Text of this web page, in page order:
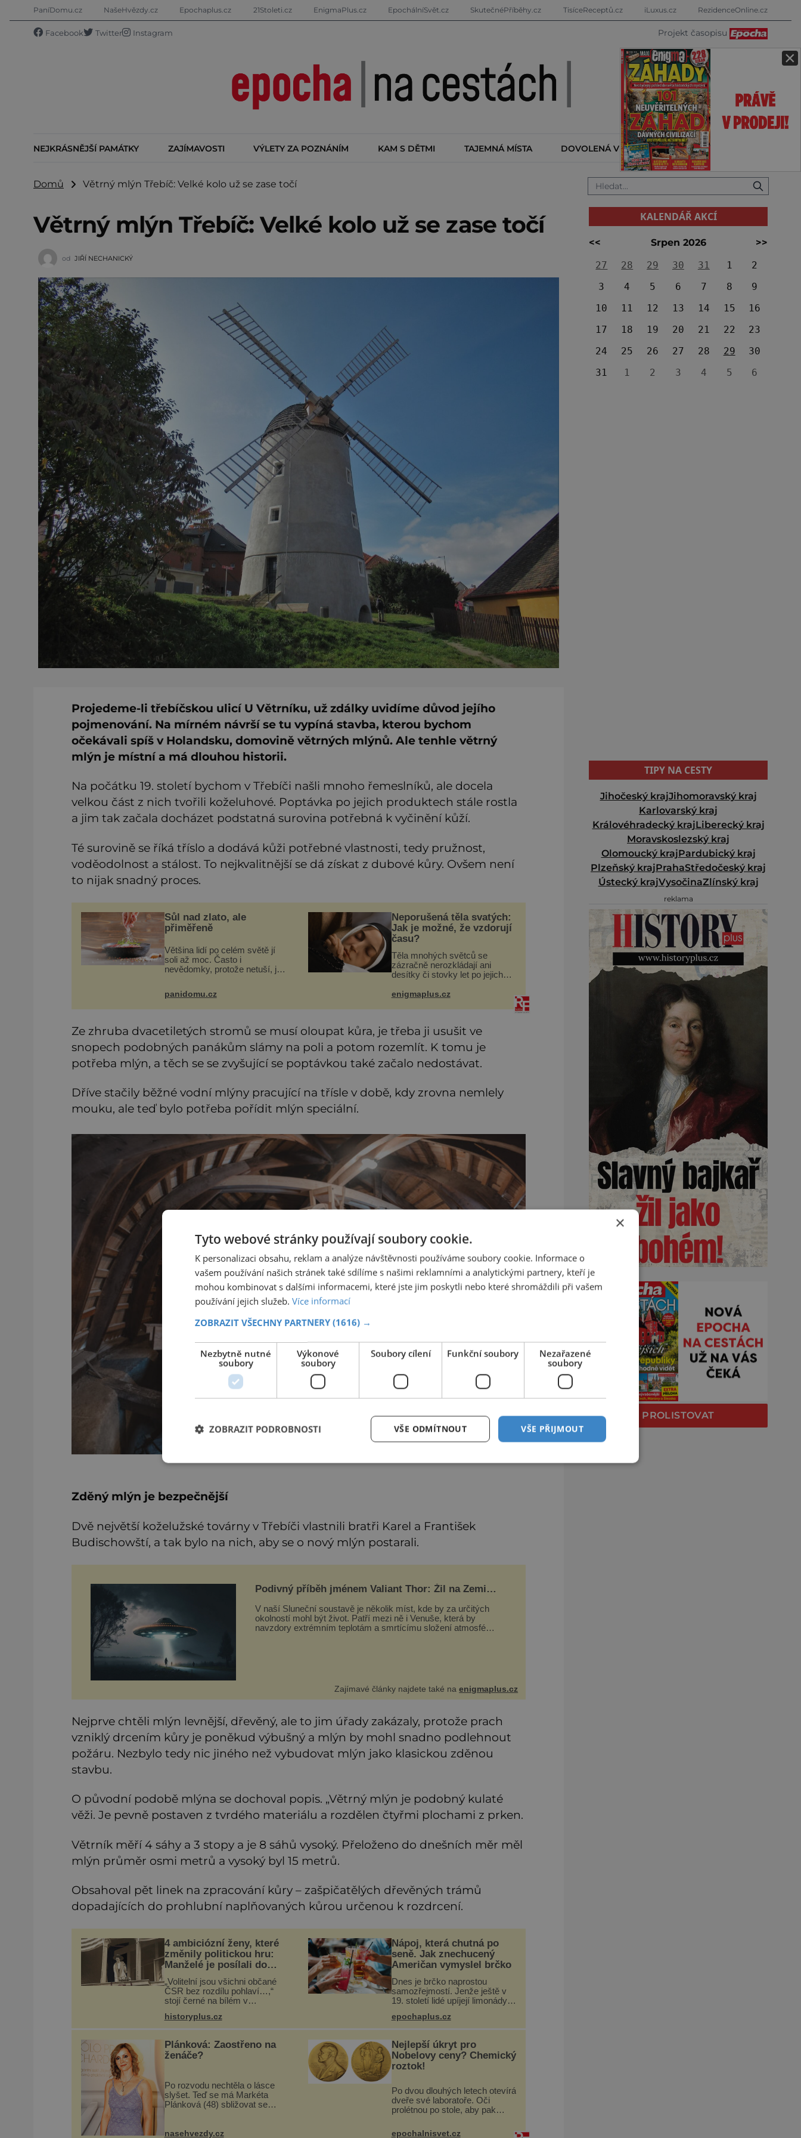
×
PaníDomu.cz NašeHvězdy.cz Epochaplus.cz 21Stoleti.cz EnigmaPlus.cz EpochálníSvět.cz SkutečnéPříběhy.cz TisíceReceptů.cz iLuxus.cz RezidenceOnline.cz
Facebook Twitter Instagram Projekt časopisu
NEJKRÁSNĚJŠÍ PAMÁTKY ZAJÍMAVOSTI VÝLETY ZA POZNÁNÍM KAM S DĚTMI TAJEMNÁ MÍSTA DOVOLENÁ V ZAHRANIČÍ KALENDÁŘ AKCÍ
Domů Větrný mlýn Třebíč: Velké kolo už se zase točí
Větrný mlýn Třebíč: Velké kolo už se zase točí
od JIŘÍ NECHANICKÝ
Projedeme-li třebíčskou ulicí U Větrníku, už zdálky uvidíme důvod jejího
pojmenování. Na mírném návrší se tu vypíná stavba, kterou bychom
očekávali spíš v Holandsku, domovině větrných mlýnů. Ale tenhle větrný
mlýn je místní a má dlouhou historii.
Na počátku 19. století bychom v Třebíči našli mnoho řemeslníků, ale docela
velkou část z nich tvořili koželuhové. Poptávka po jejich produktech stále rostla
a jim tak začala docházet podstatná surovina potřebná k vyčinění kůží.
Té surovině se říká tříslo a dodává kůži potřebné vlastnosti, tedy pružnost,
voděodolnost a stálost. To nejkvalitnější se dá získat z dubové kůry. Ovšem není
to nijak snadný proces.
Sůl nad zlato, ale
přiměřeně
Většina lidí po celém světě jí
soli až moc. Často i
nevědomky, protože netuší, jak
potravinách, dokonce i těch
sladkých. Sůl je zdravá
panidomu.cz
Neporušená těla svatých:
Jak je možné, že vzdorují
času?
Těla mnohých světců se
zázračně nerozkládají ani
desítky či stovky let po jejich
nebylo provedeno balzamování
Neporušené ostatky bývají
enigmaplus.cz
Ze zhruba dvacetiletých stromů se musí oloupat kůra, je třeba ji usušit ve
snopech podobných panákům slámy na poli a potom rozemlít. K tomu je
potřeba mlýn, a těch se se zvyšující se poptávkou také začalo nedostávat.
Dříve stačily běžné vodní mlýny pracující na třísle v době, kdy zrovna nemlely
mouku, ale teď bylo potřeba pořídit mlýn speciální.
Zděný mlýn je bezpečnější
Dvě největší koželužské továrny v Třebíči vlastnili bratři Karel a František
Budischowští, a tak bylo na nich, aby se o nový mlýn postarali.
Podivný příběh jménem Valiant Thor: Žil na Zemi
V naší Sluneční soustavě je několik míst, kde by za určitých
okolností mohl být život. Patří mezi ně i Venuše, která by
navzdory extrémním teplotám a smrtícímu složení atmosféry
Zajímavé články najdete také naenigmaplus.cz
Nejprve chtěli mlýn levnější, dřevěný, ale to jim úřady zakázaly, protože prach
vzniklý drcením kůry je poněkud výbušný a mlýn by mohl snadno podlehnout
požáru. Nezbylo tedy nic jiného než vybudovat mlýn jako klasickou zděnou
stavbu.
O původní podobě mlýna se dochoval popis. „Větrný mlýn je podobný kulaté
věži. Je pevně postaven z tvrdého materiálu a rozdělen čtyřmi plochami z prken.
Větrník měří 4 sáhy a 3 stopy a je 8 sáhů vysoký. Přeloženo do dnešních měr měl
mlýn průměr osmi metrů a vysoký byl 15 metrů.
Obsahoval pět linek na zpracování kůry – zašpičatělých dřevěných trámů
dopadajících do prohlubní naplňovaných kůrou určenou k rozdrcení.
4 ambiciózní ženy, které
změnily politickou hru:
Manželé je posílali do
kuchyně marně
„Volitelní jsou všichni občané
ČSR bez rozdílu pohlaví…,“
stojí černé na bílém v
1920. Na podobnou právní
úpravu čekají ženy napříč
celým světem dlouhá léta a
často za ni
historyplus.cz
Nápoj, která chutná po
seně. Jak znechucený
Američan vymyslel brčko
Dnes je brčko naprostou
samozřejmostí. Jenže ještě v
19. století lidé upíjejí limonády i
žitné slámy. Fungují sice dobře,
mají ale jednu nepříjemnou
vlastnost po chvíl
epochaplus.cz
Plánková: Zaostřeno na
ženáče?
Po rozvodu nechtěla o lásce
slyšet. Teď se má Markéta
Plánková (48) sbližovat se
známým hercem. Bude to ale
rozvodu s novinářem Danielem
nasehvezdy.cz
Nejlepší úkryt pro
Nobelovy ceny? Chemický
roztok!
Po dvou dlouhých letech otevírá
dveře své laboratoře. Oči
prolétnou po stole, aby pak
nachází všemožné látky. Hledá
epochalnisvet.cz
KALENDÁŘ AKCÍ
<< Srpen 2026
>>
27
28 29 30 31 1
2
3
4 5 6 7 8
9
10
11 12 13 14 15
16
17
18 19 20 21 22
23
24
25 26 27 28 29
30
31
1 2 3 4 5 6
TIPY NA CESTY
Jihočeský krajJihomoravský kraj
Karlovarský kraj
Královéhradecký krajLiberecký kraj
Moravskoslezský kraj
Olomoucký krajPardubický kraj
Plzeňský krajPrahaStředočeský kraj
Ústecký krajVysočinaZlínský kraj
reklama
PROLISTOVAT
×
Tyto webové stránky používají soubory cookie.
K personalizaci obsahu, reklam a analýze návštěvnosti používáme soubory cookie. Informace o
vašem používání našich stránek také sdílíme s našimi reklamními a analytickými partnery, kteří je
mohou kombinovat s dalšími informacemi, které jste jim poskytli nebo které shromáždili při vašem
používání jejich služeb. Více informací
ZOBRAZIT VŠECHNY PARTNERY (1616) →
Nezbytně nutné
soubory
Výkonové
soubory
Soubory cílení Funkční soubory
Nezařazené
soubory
VŠE PŘIJMOUT
VŠE ODMÍTNOUT
ZOBRAZIT PODROBNOSTI